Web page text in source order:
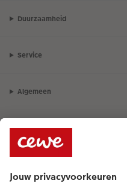
Duurzaamheid
Service
Algemeen
Assortiment